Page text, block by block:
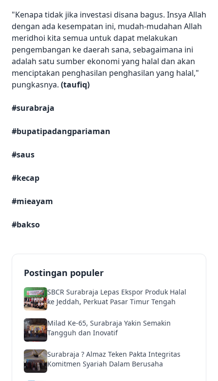
"Kenapa tidak jika investasi disana bagus. Insya Allah
dengan ada kesempatan ini, mudah-mudahan Allah
meridhoi kita semua untuk dapat melakukan
pengembangan ke daerah sana, sebagaimana ini
adalah satu sumber ekonomi yang halal dan akan
menciptakan penghasilan penghasilan yang halal,"
pungkasnya. (taufiq)
#surabraja
#bupatipadangpariaman
#saus
#kecap
#mieayam
#bakso
Postingan populer
SBCR Surabraja Lepas Ekspor Produk Halal
ke Jeddah, Perkuat Pasar Timur Tengah
Milad Ke-65, Surabraja Yakin Semakin
Tangguh dan Inovatif
Surabraja ? Almaz Teken Pakta Integritas
Komitmen Syariah Dalam Berusaha